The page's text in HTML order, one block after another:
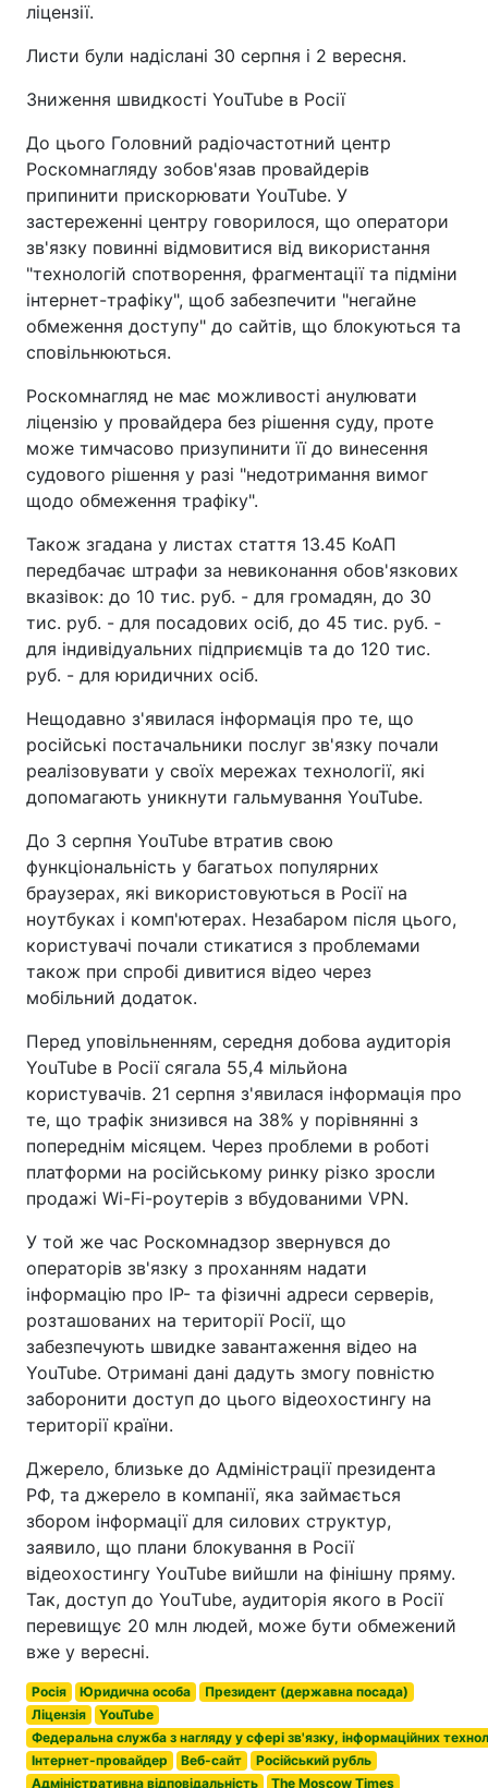
ліцензії.
Листи були надіслані 30 серпня і 2 вересня.
Зниження швидкості YouTube в Росії
До цього Головний радіочастотний центр
Роскомнагляду зобов'язав провайдерів
припинити прискорювати YouTube. У
застереженні центру говорилося, що оператори
зв'язку повинні відмовитися від використання
"технологій спотворення, фрагментації та підміни
інтернет-трафіку", щоб забезпечити "негайне
обмеження доступу" до сайтів, що блокуються та
сповільнюються.
Роскомнагляд не має можливості анулювати
ліцензію у провайдера без рішення суду, проте
може тимчасово призупинити її до винесення
судового рішення у разі "недотримання вимог
щодо обмеження трафіку".
Також згадана у листах стаття 13.45 КоАП
передбачає штрафи за невиконання обов'язкових
вказівок: до 10 тис. руб. - для громадян, до 30
тис. руб. - для посадових осіб, до 45 тис. руб. -
для індивідуальних підприємців та до 120 тис.
руб. - для юридичних осіб.
Нещодавно з'явилася інформація про те, що
російські постачальники послуг зв'язку почали
реалізовувати у своїх мережах технології, які
допомагають уникнути гальмування YouTube.
До 3 серпня YouTube втратив свою
функціональність у багатьох популярних
браузерах, які використовуються в Росії на
ноутбуках і комп'ютерах. Незабаром після цього,
користувачі почали стикатися з проблемами
також при спробі дивитися відео через
мобільний додаток.
Перед уповільненням, середня добова аудиторія
YouTube в Росії сягала 55,4 мільйона
користувачів. 21 серпня з'явилася інформація про
те, що трафік знизився на 38% у порівнянні з
попереднім місяцем. Через проблеми в роботі
платформи на російському ринку різко зросли
продажі Wi-Fi-роутерів з вбудованими VPN.
У той же час Роскомнадзор звернувся до
операторів зв'язку з проханням надати
інформацію про IP- та фізичні адреси серверів,
розташованих на території Росії, що
забезпечують швидке завантаження відео на
YouTube. Отримані дані дадуть змогу повністю
заборонити доступ до цього відеохостингу на
території країни.
Джерело, близьке до Адміністрації президента
РФ, та джерело в компанії, яка займається
збором інформації для силових структур,
заявило, що плани блокування в Росії
відеохостингу YouTube вийшли на фінішну пряму.
Так, доступ до YouТube, аудиторія якого в Росії
перевищує 20 млн людей, може бути обмежений
вже у вересні.
Росія Юридична особа
Президент (державна посада)
Ліцензія
YouTube
Федеральна служба з нагляду у сфері зв'язку, інформаційних
Інтернет-провайдер
Веб-сайт
Російський рубль
Адміністративна відповідальність
The Moscow Times